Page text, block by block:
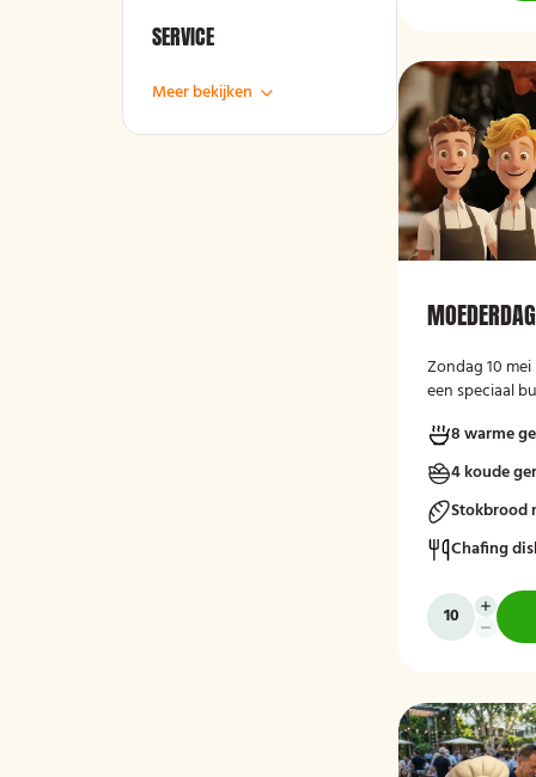
SERVICE
Meer bekijken
Zondag 10
een speciaal
8 warme
4 koude
Stokbrood
Chafing